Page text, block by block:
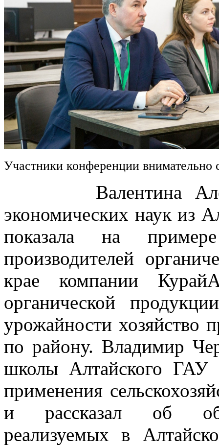
Участники конференции
Валентина
экономических наук из
показала на
производителей
крае компании
органической
урожайности хозяйство
по району. Владимир
школы Алтайского ГАУ
применения
и рассказал об
реализуемых в